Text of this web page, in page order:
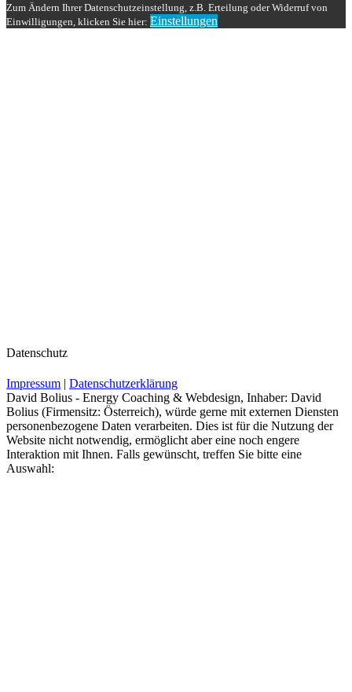
Zum Ändern Ihrer Datenschutzeinstellung, z.B. Erteilung oder Widerruf von
Einwilligungen, klicken Sie hier: Einstellungen
Datenschutz
Impressum | Datenschutzerklärung
David Bolius - Energy Coaching & Webdesign, Inhaber: David
Bolius (Firmensitz: Österreich), würde gerne mit externen Diensten
personenbezogene Daten verarbeiten. Dies ist für die Nutzung der
Website nicht notwendig, ermöglicht aber eine noch engere
Interaktion mit Ihnen. Falls gewünscht, treffen Sie bitte eine
Auswahl: